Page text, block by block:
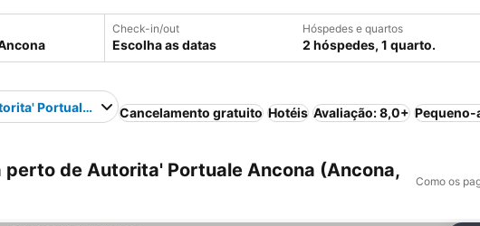
Check-in/out
Escolha as datas
Hóspedes e quartos
2 hóspedes, 1 quarto.
Portuale AnconaCancelamento gratuito Hotéis Avaliação: 8,0+
perto de Autorita' Portuale Ancona (Ancona,
Como os